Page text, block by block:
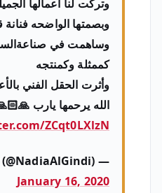
وتركت لنا أعمالها
وبصمتها الواضحه
وساهمت في
كممثلة وكمنتجه
وأثرت الحقل الفني
الله يرحمها يارب
ZCqt0LXlzN
— Nadia Elgendy (@NadiaAlGindi)
January 16, 2020